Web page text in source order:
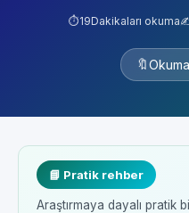
⏱️19Dakikaları okuma
🔖
📘 Pratik rehber
Araştırmaya dayalı pratik